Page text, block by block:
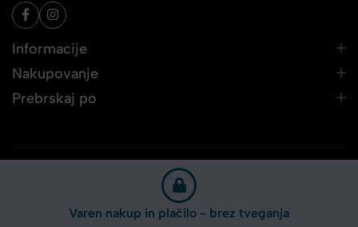
Informacije
Nakupovanje
Prebrskaj po
Varen nakup in plačilo - brez tveganja